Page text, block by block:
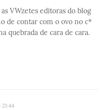
VWzetes editoras do blog
de contar com o ovo no c*
quebrada de cara de cara.